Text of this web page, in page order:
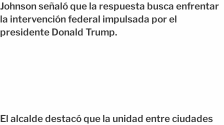
Johnson señaló que la respuesta busca enfrentar
la intervención federal impulsada por el
presidente Donald Trump.
El alcalde destacó que la unidad entre ciudades